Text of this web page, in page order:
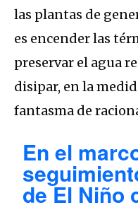
las plantas de
es encender las
preservar el agua
disipar, en la
fantasma de
En el
de El Niño